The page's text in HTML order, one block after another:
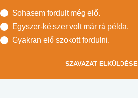
Sohasem fordult még elő.
Egyszer-kétszer volt már rá példa.
Gyakran elő szokott fordulni.
SZAVAZAT ELKÜLDÉSE